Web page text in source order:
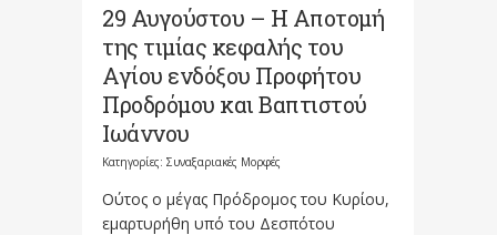
29 Αυγούστου – Η Aποτομή
της τιμίας κεφαλής του
Aγίου ενδόξου Προφήτου
Προδρόμου και Bαπτιστού
Iωάννου
Κατηγορίες: Συναξαριακές Μορφές
Oύτος ο μέγας Πρόδρομος του Kυρίου,
εμαρτυρήθη υπό του Δεσπότου